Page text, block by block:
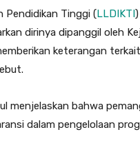
Pendidikan Tinggi (LLDIKTI
dirinya dipanggil oleh
keterangan
menjelaskan bahwa
dalam pengelolaan